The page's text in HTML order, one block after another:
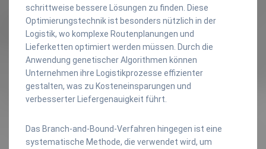
schrittweise bessere Lösungen zu finden. Diese
Optimierungstechnik ist besonders nützlich in der
Logistik, wo komplexe Routenplanungen und
Lieferketten optimiert werden müssen. Durch die
Anwendung genetischer Algorithmen können
Unternehmen ihre Logistikprozesse effizienter
gestalten, was zu Kosteneinsparungen und
verbesserter Liefergenauigkeit führt.
Das Branch-and-Bound-Verfahren hingegen ist eine
systematische Methode, die verwendet wird, um